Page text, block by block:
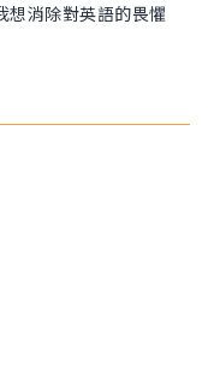
想消除對英語的畏懼